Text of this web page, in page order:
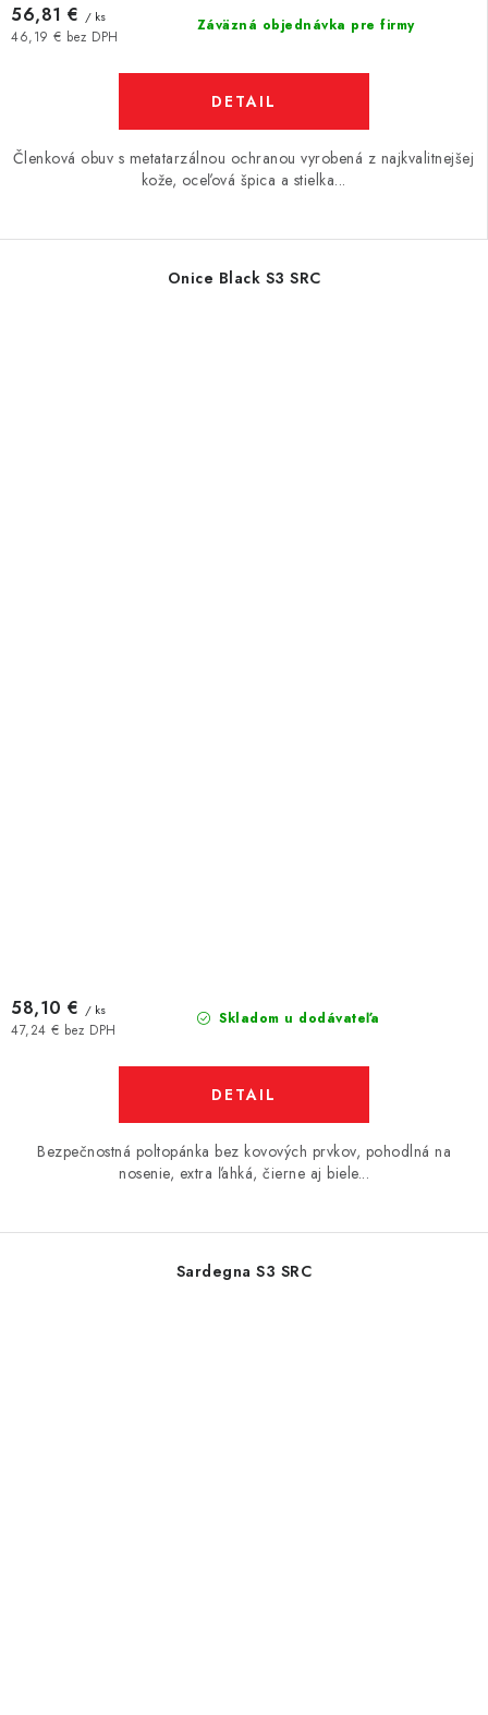
Záväzná objednávka pre firmy
46,19 € bez DPH
56,81 € / ks
DETAIL
Členková obuv s metatarzálnou ochranou vyrobená z najkvalitnejšej
kože, oceľová špica a stielka...
Onice Black S3 SRC
Skladom u dodávateľa
47,24 € bez DPH
58,10 € / ks
DETAIL
Bezpečnostná poltopánka bez kovových prvkov, pohodlná na
nosenie, extra ľahká, čierne aj biele...
Sardegna S3 SRC